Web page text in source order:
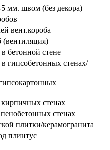
мм. швом (без декора)
вент.короба
(вентиляция)
бетонной стене
гипсобетонных стенах/
стенах
стенах
плитки/керамогранита
плинтус